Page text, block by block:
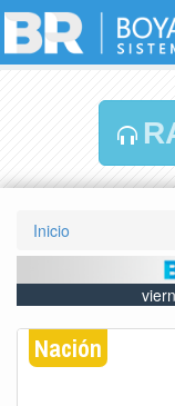
Inicio
Nación